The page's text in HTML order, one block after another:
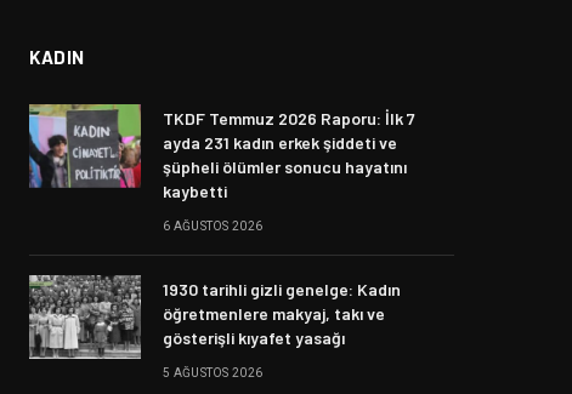
KADIN
TKDF Temmuz 2026 Raporu: İlk 7
ayda 231 kadın erkek şiddeti ve
şüpheli ölümler sonucu hayatını
kaybetti
6 AĞUSTOS 2026
1930 tarihli gizli genelge: Kadın
öğretmenlere makyaj, takı ve
gösterişli kıyafet yasağı
5 AĞUSTOS 2026